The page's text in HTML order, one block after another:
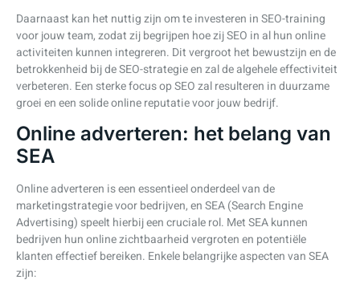
Daarnaast kan het nuttig zijn om te investeren in SEO-training
voor jouw team, zodat zij begrijpen hoe zij SEO in al hun online
activiteiten kunnen integreren. Dit vergroot het bewustzijn en de
betrokkenheid bij de SEO-strategie en zal de algehele effectiviteit
verbeteren. Een sterke focus op SEO zal resulteren in duurzame
groei en een solide online reputatie voor jouw bedrijf.
Online adverteren: het belang van
SEA
Online adverteren is een essentieel onderdeel van de
marketingstrategie voor bedrijven, en SEA (Search Engine
Advertising) speelt hierbij een cruciale rol. Met SEA kunnen
bedrijven hun online zichtbaarheid vergroten en potentiële
klanten effectief bereiken. Enkele belangrijke aspecten van SEA
zijn: